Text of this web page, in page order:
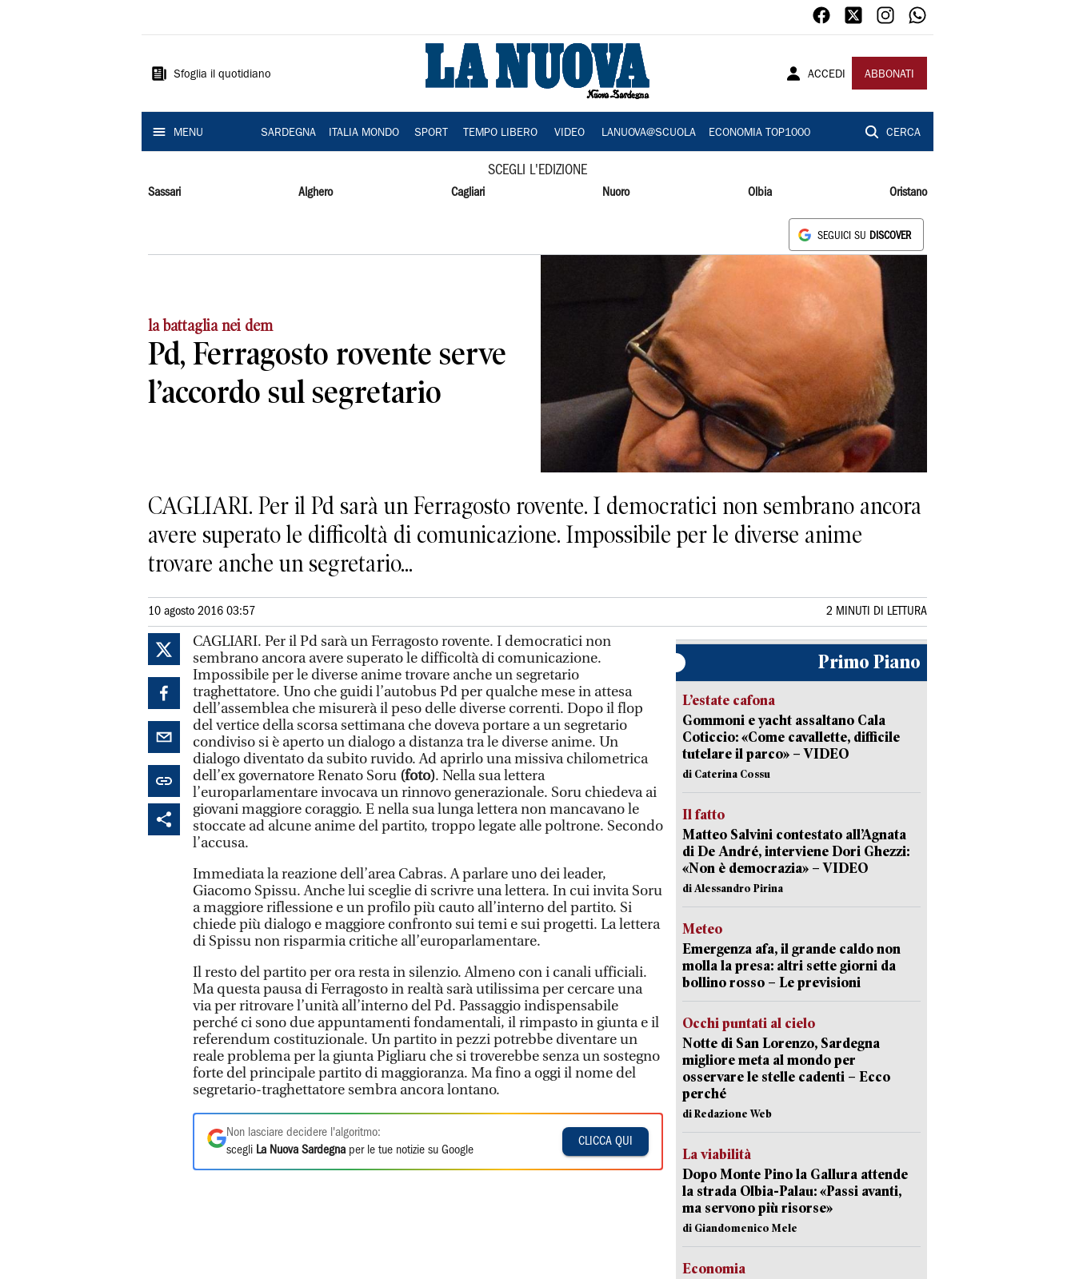
Sardegna
Sfoglia il quotidiano ACCEDI ABBONATI
MENU SARDEGNA ITALIA MONDO SPORT TEMPO LIBERO VIDEO LANUOVA@SCUOLA ECONOMIA TOP1000 CERCA
SCEGLI L'EDIZIONE
Sassari Alghero Cagliari Nuoro Olbia Oristano
SEGUICI SU DISCOVER
la battaglia nei dem
Pd, Ferragosto rovente serve
l’accordo sul segretario
CAGLIARI. Per il Pd sarà un Ferragosto rovente. I democratici non sembrano ancora
avere superato le difficoltà di comunicazione. Impossibile per le diverse anime
trovare anche un segretario...
10 agosto 2016 03:57 2 MINUTI DI LETTURA
CAGLIARI. Per il Pd sarà un Ferragosto rovente. I democratici non
sembrano ancora avere superato le difficoltà di comunicazione.
Impossibile per le diverse anime trovare anche un segretario
traghettatore. Uno che guidi l’autobus Pd per qualche mese in attesa
dell’assemblea che misurerà il peso delle diverse correnti. Dopo il flop
del vertice della scorsa settimana che doveva portare a un segretario
condiviso si è aperto un dialogo a distanza tra le diverse anime. Un
dialogo diventato da subito ruvido. Ad aprirlo una missiva chilometrica
dell’ex governatore Renato Soru (foto). Nella sua lettera
l’europarlamentare invocava un rinnovo generazionale. Soru chiedeva ai
giovani maggiore coraggio. E nella sua lunga lettera non mancavano le
stoccate ad alcune anime del partito, troppo legate alle poltrone. Secondo
l’accusa.
Immediata la reazione dell’area Cabras. A parlare uno dei leader,
Giacomo Spissu. Anche lui sceglie di scrivre una lettera. In cui invita Soru
a maggiore riflessione e un profilo più cauto all’interno del partito. Si
chiede più dialogo e maggiore confronto sui temi e sui progetti. La lettera
di Spissu non risparmia critiche all’europarlamentare.
Il resto del partito per ora resta in silenzio. Almeno con i canali ufficiali.
Ma questa pausa di Ferragosto in realtà sarà utilissima per cercare una
via per ritrovare l’unità all’interno del Pd. Passaggio indispensabile
perché ci sono due appuntamenti fondamentali, il rimpasto in giunta e il
referendum costituzionale. Un partito in pezzi potrebbe diventare un
reale problema per la giunta Pigliaru che si troverebbe senza un sostegno
forte del principale partito di maggioranza. Ma fino a oggi il nome del
segretario-traghettatore sembra ancora lontano.
Non lasciare decidere l'algoritmo:
scegli La Nuova Sardegna per le tue notizie su Google
CLICCA QUI
Primo Piano
L’estate cafona
Gommoni e yacht assaltano Cala
Coticcio: «Come cavallette, difficile
tutelare il parco» – VIDEO
di Caterina Cossu
Il fatto
Matteo Salvini contestato all’Agnata
di De André, interviene Dori Ghezzi:
«Non è democrazia» – VIDEO
di Alessandro Pirina
Meteo
Emergenza afa, il grande caldo non
molla la presa: altri sette giorni da
bollino rosso – Le previsioni
Occhi puntati al cielo
Notte di San Lorenzo, Sardegna
migliore meta al mondo per
osservare le stelle cadenti – Ecco
perché
di Redazione Web
La viabilità
Dopo Monte Pino la Gallura attende
la strada Olbia-Palau: «Passi avanti,
ma servono più risorse»
di Giandomenico Mele
Economia